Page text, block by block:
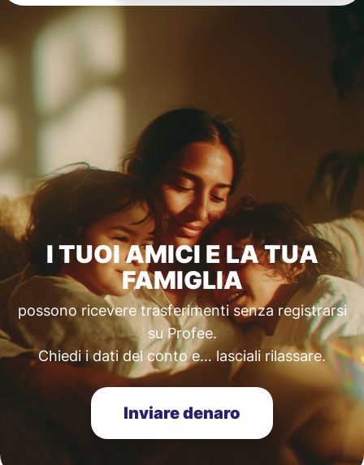
I TUOI AMICI E LA TUA
FAMIGLIA
possono ricevere trasferimenti senza registrarsi
su Profee.
Chiedi i dati del conto e… lasciali rilassare.
Inviare denaro